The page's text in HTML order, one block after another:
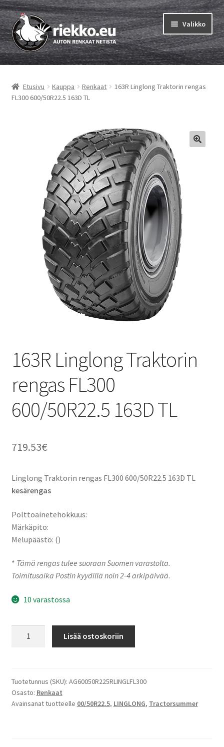
Siirry
navigointiin
Siirry
sisältöön
Valikko
Etusivu
Vinkit & ohjeet
Rengastestit
Etusivu Kauppa Renkaat
163R Linglong Traktorin rengas
FL300 600/50R22.5 163D TL
163R Linglong Traktorin
rengas FL300
600/50R22.5 163D TL
719.53€
Linglong Traktorin rengas FL300 600/50R22.5 163D TL
kesärengas
Polttoainetehokkuus:
Märkäpito:
Melupäästö: ()
* Tämä rengas tulee suoraan Suomen varastolta.
Toimitusaika Postin kyydillä noin 2-4 arkipäivää.
10 varastossa
FL300
600/50R22.5
163D
Lisää ostoskoriin
Tuotetunnus (SKU): AG60050R225RLINGLFL300
Osasto: Renkaat
Avainsanat tuotteelle 00/50R22.5, LINGLONG, Tractorsummer